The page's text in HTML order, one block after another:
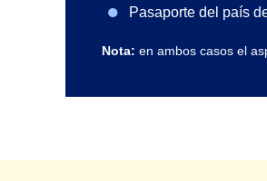
Pasaporte del país
Nota: en ambos casos el